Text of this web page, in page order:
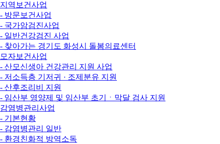
지역보건사업
- 방문보건사업
- 국가암검진사업
- 일반건강검진 사업
- 찾아가는 경기도 화성시 돌봄의료센터
모자보건사업
- 산모신생아 건강관리 지원 사업
- 저소득층 기저귀 · 조제분유 지원
- 산후조리비 지원
- 임산부 영양제 및 임산부 초기ㆍ막달 검사 지원
감염병관리사업
- 기본현황
- 감염병관리 일반
- 환경친화적 방역소독